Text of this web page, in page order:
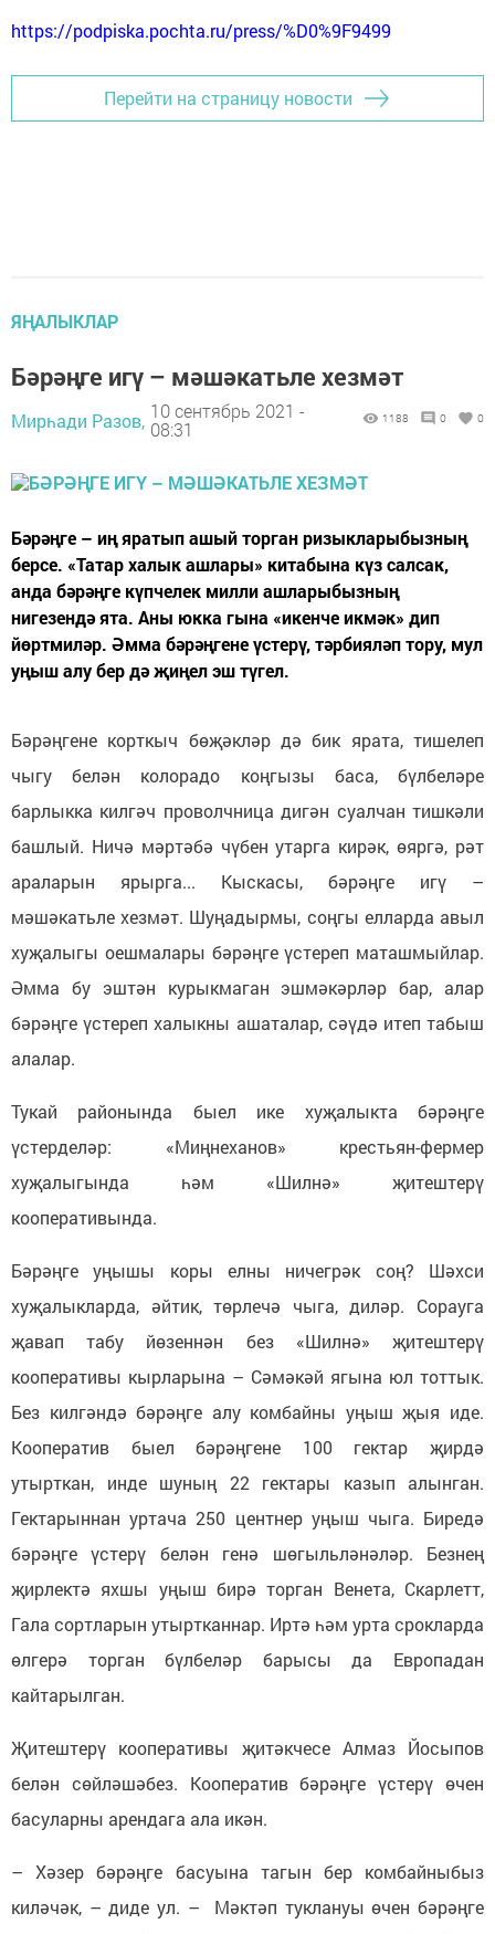
https://podpiska.pochta.ru/press/%D0%9F9499
Перейти на страницу новости
ЯҢАЛЫКЛАР
Бәрәңге игү – мәшәкатьле хезмәт
Мирһади Разов, 10 сентябрь 2021 -
08:31
1188 0 0
Бәрәңге – иң яратып ашый торган ризыкларыбызның
берсе. «Татар халык ашлары» китабына күз салсак,
анда бәрәңге күпчелек милли ашларыбызның
нигезендә ята. Аны юкка гына «икенче икмәк» дип
йөртмиләр. Әмма бәрәңгене үстерү, тәрбияләп тору, мул
уңыш алу бер дә җиңел эш түгел.
Бәрәңгене корткыч бөҗәкләр дә бик ярата, тишелеп
чыгу белән колорадо коңгызы баса, бүлбеләре
барлыкка килгәч проволчница дигән суалчан тишкәли
башлый. Ничә мәртәбә чүбен утарга кирәк, өяргә, рәт
араларын ярырга... Кыскасы, бәрәңге игү –
мәшәкатьле хезмәт. Шуңадырмы, соңгы елларда авыл
хуҗалыгы оешмалары бәрәңге үстереп маташмыйлар.
Әмма бу эштән курыкмаган эшмәкәрләр бар, алар
бәрәңге үстереп халыкны ашаталар, сәүдә итеп табыш
алалар.
Тукай районында быел ике хуҗалыкта бәрәңге
үстерделәр: «Миңнеханов» крестьян-фермер
хуҗалыгында һәм «Шилнә» җитештерү
кооперативында.
Бәрәңге уңышы коры елны ничегрәк соң? Шәхси
хуҗалыкларда, әйтик, төрлечә чыга, диләр. Сорауга
җавап табу йөзеннән без «Шилнә» җитештерү
кооперативы кырларына – Сәмәкәй ягына юл тоттык.
Без килгәндә бәрәңге алу комбайны уңыш җыя иде.
Кооператив быел бәрәңгене 100 гектар җирдә
утырткан, инде шуның 22 гектары казып алынган.
Гектарыннан уртача 250 центнер уңыш чыга. Биредә
бәрәңге үстерү белән генә шөгыльләнәләр. Безнең
җирлектә яхшы уңыш бирә торган Венета, Скарлетт,
Гала сортларын утыртканнар. Иртә һәм урта срокларда
өлгерә торган бүлбеләр барысы да Европадан
кайтарылган.
Җитештерү кооперативы җитәкчесе Алмаз Йосыпов
белән сөйләшәбез. Кооператив бәрәңге үстерү өчен
басуларны арендага ала икән.
– Хәзер бәрәңге басуына тагын бер комбайныбыз
киләчәк, – диде ул. – Мәктәп туклануы өчен бәрәңге